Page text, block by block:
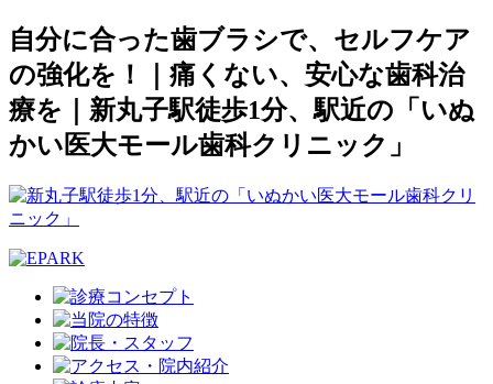
自分に合った歯ブラシで、セルフケア
の強化を！｜痛くない、安心な歯科治
療を｜新丸子駅徒歩1分、駅近の「いぬ
かい医大モール歯科クリニック」